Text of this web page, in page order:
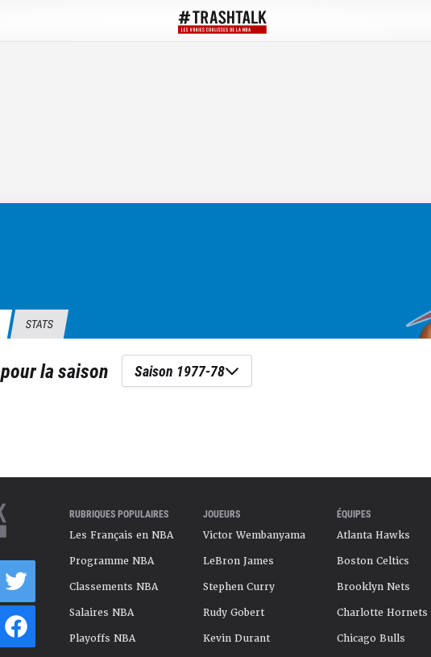
STATS
pour la saison Saison 1977-78
RUBRIQUES POPULAIRES
Les Français en NBA
Programme NBA
Classements NBA
Salaires NBA
Playoffs NBA
JOUEURS
Victor Wembanyama
LeBron James
Stephen Curry
Rudy Gobert
Kevin Durant
ÉQUIPES
Atlanta Hawks
Boston Celtics
Brooklyn Nets
Charlotte Hornets
Chicago Bulls